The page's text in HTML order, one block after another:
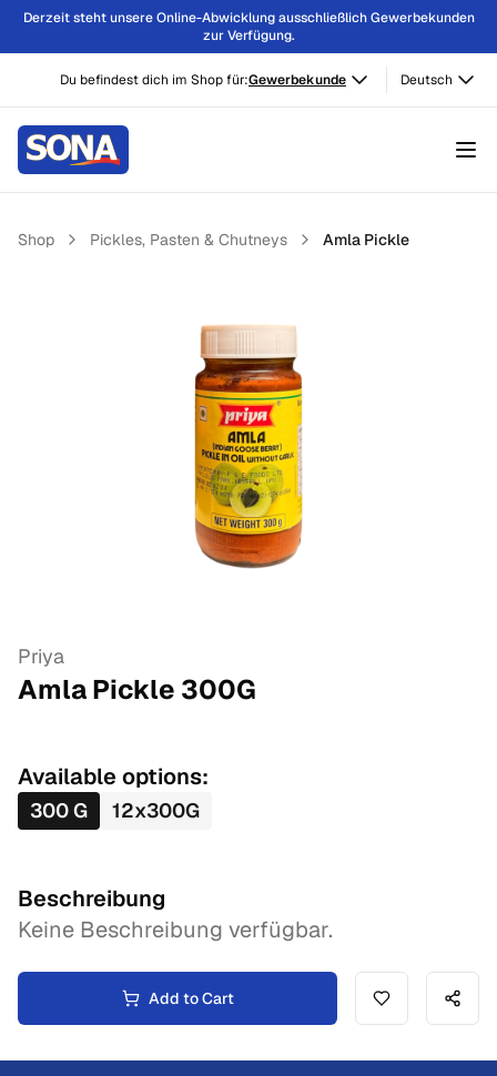
Derzeit steht unsere Online-Abwicklung ausschließlich Gewerbekunden
zur Verfügung.
Du befindest dich im Shop für:Gewerbekunde Deutsch
Shop Pickles, Pasten & Chutneys Amla Pickle
Priya
Amla Pickle 300G
Available options:
300G 12x300G
Beschreibung
Keine Beschreibung verfügbar.
Add to Cart